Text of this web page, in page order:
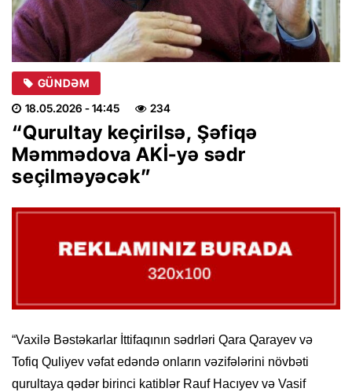
GÜNDƏM
18.05.2026 - 14:45 234
“Qurultay keçirilsə, Şəfiqə
Məmmədova AKİ-yə sədr
seçilməyəcək”
“Vaxilə Bəstəkarlar İttifaqının sədrləri Qara Qarayev və
Tofiq Quliyev vəfat edəndə onların vəzifələrini növbəti
qurultaya qədər birinci katiblər Rauf Hacıyev və Vasif